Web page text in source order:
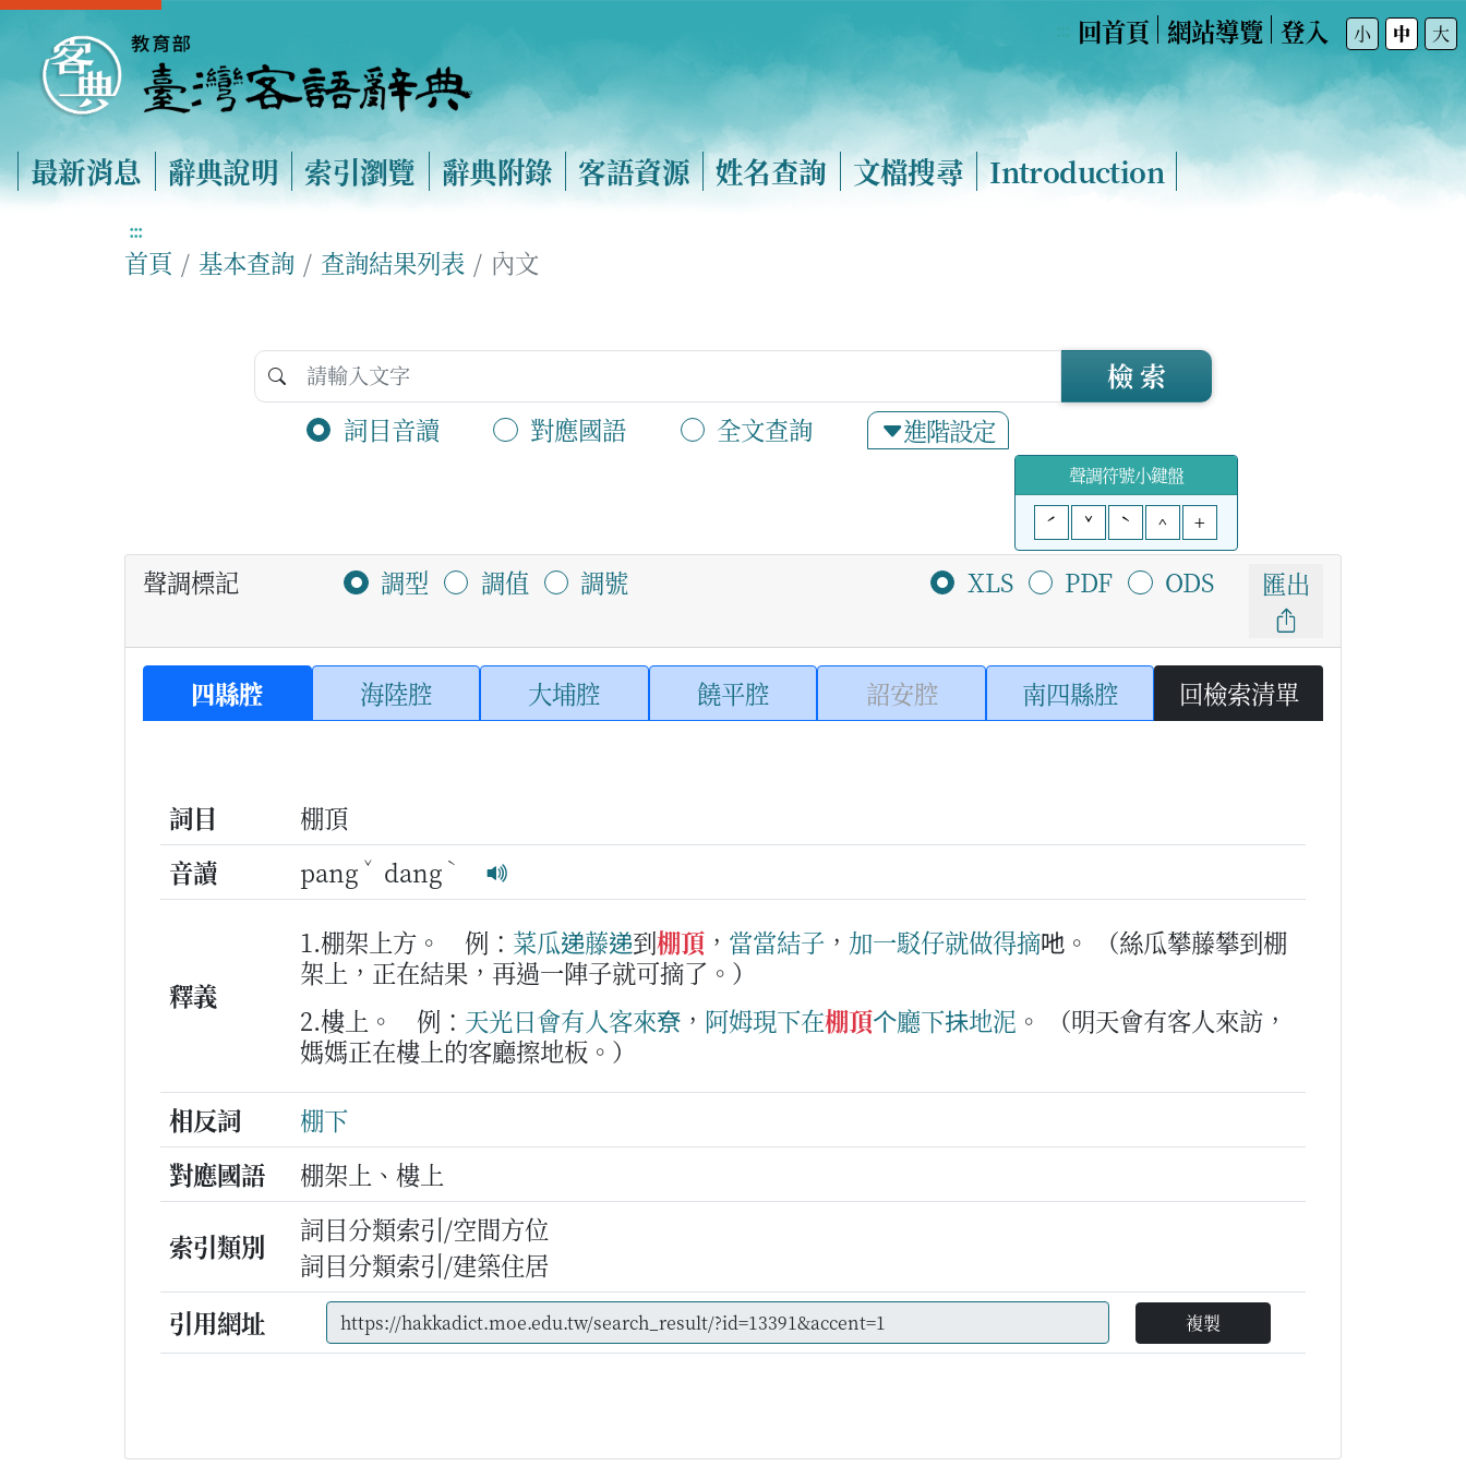
回首頁 網站導覽 登入 小 中 大
最新消息 辭典說明 索引瀏覽 辭典附錄 客語資源 姓名查詢 文檔搜尋 Introduction
:::
首頁 基本查詢 查詢結果列表 內文
詞目音讀 對應國語 全文查詢 進階設定
檢 索
聲調符號小鍵盤
ˊ
ˇ ˋ ^ +
聲調標記 調型 調值 調號 XLS PDF ODS 匯出
四縣腔 海陸腔 大埔腔 饒平腔 詔安腔 南四縣腔 回檢索清單
詞目
棚頂
音讀
pang ˇ dang ˋ
釋義
1.棚架上方。 例： 菜瓜递藤递到棚頂 ， 當當結子 ， 加一駁仔就做得摘吔。
（絲瓜攀藤攀到棚
架上，正在結果，再過一陣子就可摘了。）
2.樓上。
例： 天光日會有人客來尞 ， 阿姆現下在棚頂个廳下抺地泥 。
（明天會有客人來訪，
媽媽正在樓上的客廳擦地板。）
相反詞
棚下
對應國語
棚架上、樓上
索引類別
詞目分類索引/空間方位
詞目分類索引/建築住居
引用網址
複製